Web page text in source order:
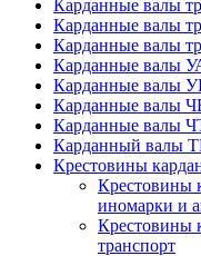
Карданные валы
Карданные валы
Карданные валы
Карданные валы
Карданные валы
Карданные валы
Карданные валы
Карданный валы
Крестовины
Крестовины
иномарки и
Крестовины
транспорт